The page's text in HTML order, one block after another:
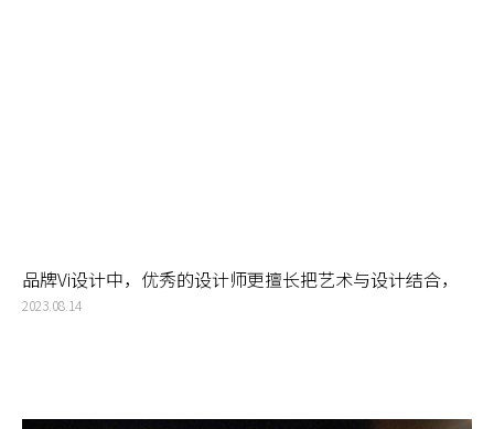
品牌Vi设计中，优秀的设计师更擅长把艺术与设计结合，
打造高端的品牌形象
2023.08.14